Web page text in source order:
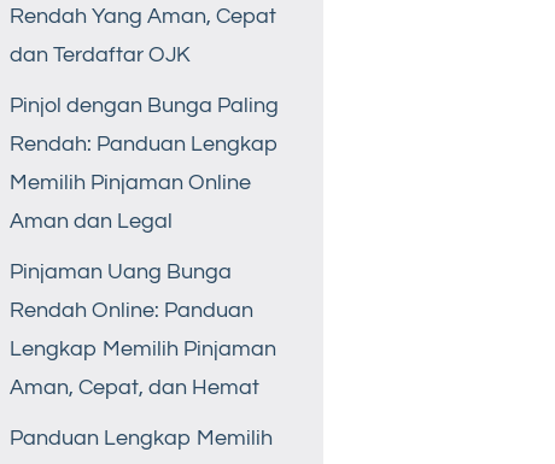
Rendah Yang Aman, Cepat
dan Terdaftar OJK
Pinjol dengan Bunga Paling
Rendah: Panduan Lengkap
Memilih Pinjaman Online
Aman dan Legal
Pinjaman Uang Bunga
Rendah Online: Panduan
Lengkap Memilih Pinjaman
Aman, Cepat, dan Hemat
Panduan Lengkap Memilih